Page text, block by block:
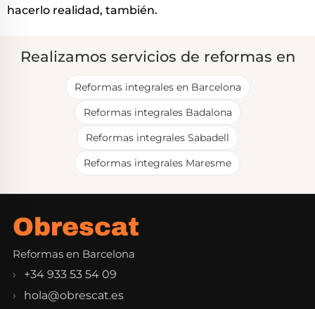
hacerlo realidad, también.
Realizamos servicios de reformas en
Reformas integrales en Barcelona
Reformas integrales Badalona
Reformas integrales Sabadell
Reformas integrales Maresme
Reformas en Barcelona
+34 933 53 54 09
hola@obrescat.es